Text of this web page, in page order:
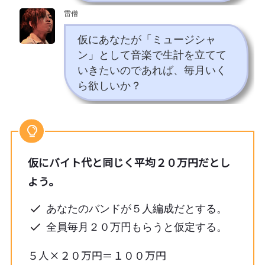
雷僧
仮にあなたが「ミュージシャ
ン」として音楽で生計を立てて
いきたいのであれば、毎月いく
ら欲しいか？
仮にバイト代と同じく平均２０万円だとし
よう。
あなたのバンドが５人編成だとする。
全員毎月２０万円もらうと仮定する。
５人×２０万円＝１００万円